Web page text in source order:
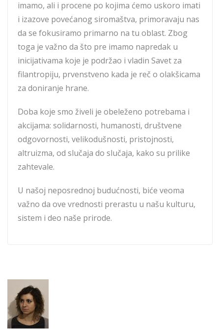
imamo, ali i procene po kojima ćemo uskoro imati
i izazove povećanog siromaštva, primoravaju nas
da se fokusiramo primarno na tu oblast. Zbog
toga je važno da što pre imamo napredak u
inicijativama koje je podržao i vladin Savet za
filantropiju, prvenstveno kada je reč o olakšicama
za doniranje hrane.
Doba koje smo živeli je obeleženo potrebama i
akcijama: solidarnosti, humanosti, društvene
odgovornosti, velikodušnosti, pristojnosti,
altruizma, od slučaja do slučaja, kako su prilike
zahtevale.
U našoj neposrednoj budućnosti, biće veoma
važno da ove vrednosti prerastu u našu kulturu,
sistem i deo naše prirode.